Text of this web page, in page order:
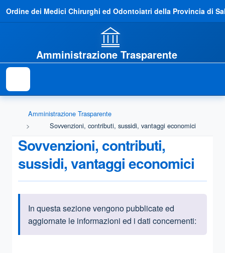
Ordine dei Medici Chirurghi ed Odontoiatri della Provincia di
Amministrazione Trasparente
Amministrazione Trasparente
Sovvenzioni, contributi, sussidi, vantaggi economici
Sovvenzioni, contributi,
sussidi, vantaggi economici
Informazioni introduttive
In questa sezione vengono pubblicate ed
aggiornate le informazioni ed i dati concernenti: